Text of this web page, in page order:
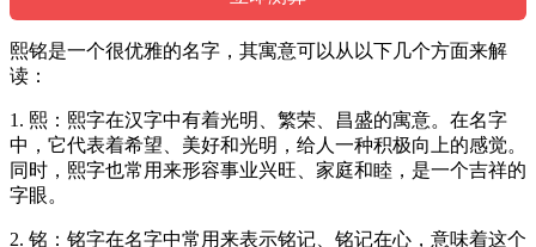
熙铭是一个很优雅的名字，其寓意可以从以下几个方面来解
读：
1. 熙：熙字在汉字中有着光明、繁荣、昌盛的寓意。在名字
中，它代表着希望、美好和光明，给人一种积极向上的感觉。
同时，熙字也常用来形容事业兴旺、家庭和睦，是一个吉祥的
字眼。
2. 铭：铭字在名字中常用来表示铭记、铭记在心，意味着这个